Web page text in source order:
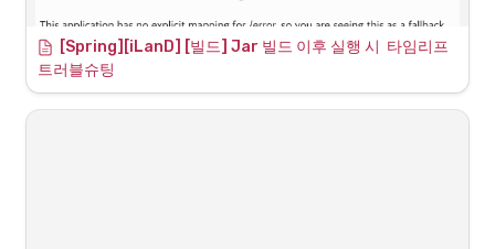
단순히 파편화된 궁금증에 대한 키워드 검색에 대한 많은 정보들은 종합
해보면 머리에서는 이해가 되는것 같다. 클린 코드를 지향하는것은 코드
[Spring][iLanD] [빌드] Jar 빌드 이후 실행 시  타임리프
트러블슈팅